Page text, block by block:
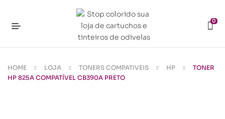
0
HOME LOJA TONERS COMPATIVEIS HP
TONER
HP 825A COMPATÍVEL CB390A PRETO